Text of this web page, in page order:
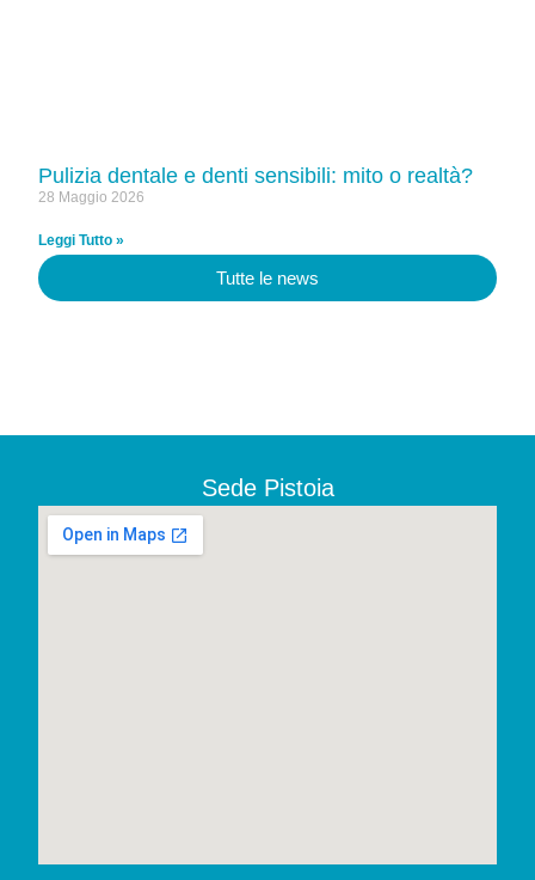
Pulizia dentale e denti sensibili: mito o realtà?
28 Maggio 2026
Leggi Tutto »
Tutte le news
Sede Pistoia